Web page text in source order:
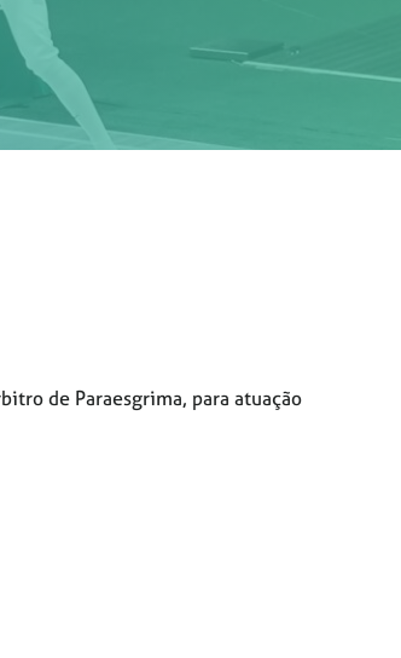
de Paraesgrima, para atuação